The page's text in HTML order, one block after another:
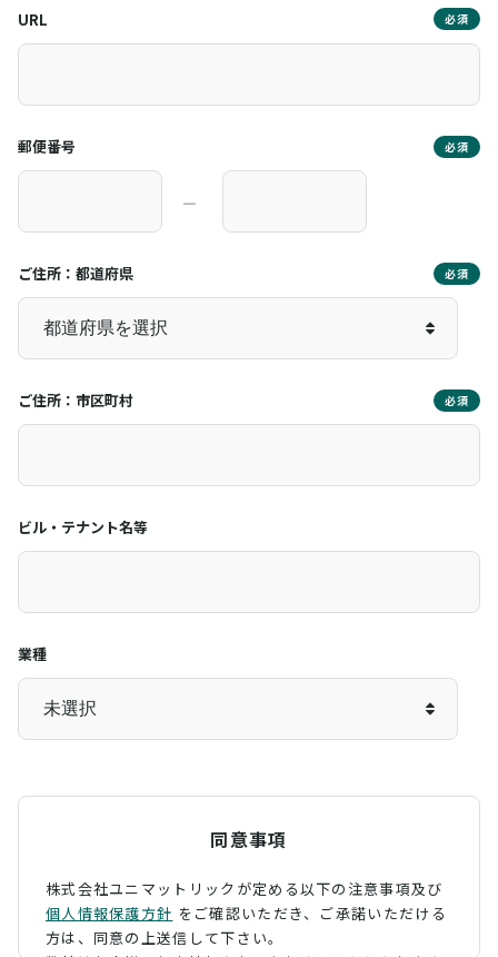
URL 必須
郵便番号 必須
―
ご住所：都道府県 必須
ご住所：市区町村 必須
ビル・テナント名等
業種
同意事項
株式会社ユニマットリックが定める以下の注意事項及び
個人情報保護方針 をご確認いただき、 ご承諾いただける
方は、同意の上送信して下さい。